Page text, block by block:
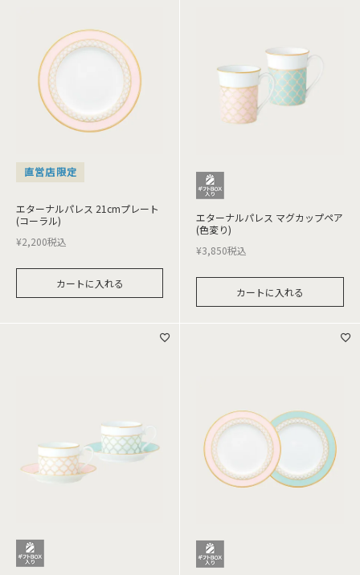
直営店限定
エターナルパレス 21cmプレート
(コーラル)
¥2,200税込
カートに入れる
エターナルパレス マグカップペア
(色変り)
¥3,850税込
カートに入れる